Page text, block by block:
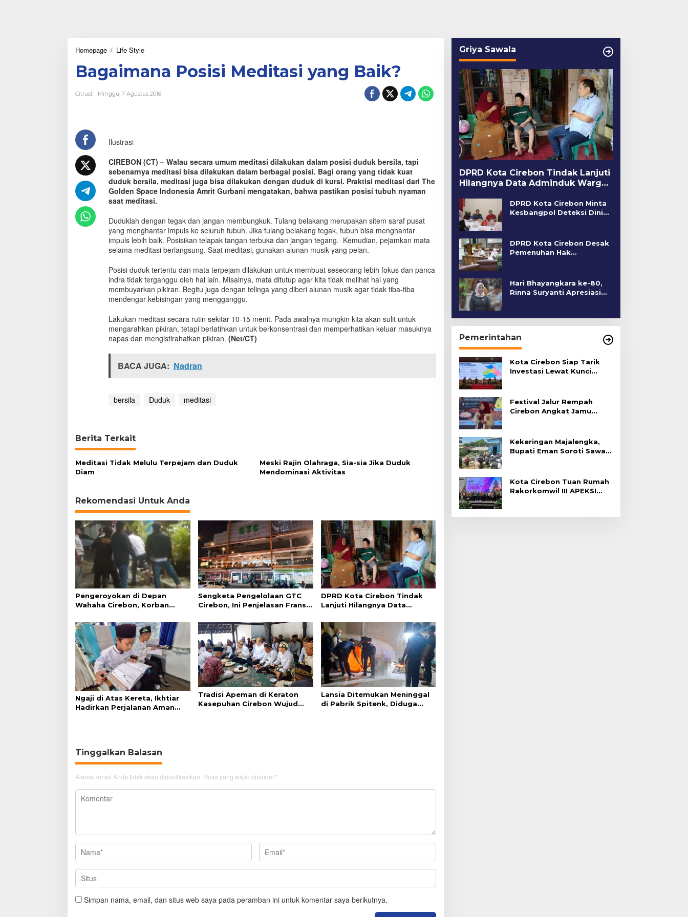
Homepage / Life Style
g
a
m
i
s
i
M
e
d
i
t
a
s
i
a
n
g
B
i
k
?
Bagaimana Posisi Meditasi yang Baik?
Citrust Minggu, 7 Agustus 2016
Ilustrasi
CIREBON (CT) – Walau secara umum meditasi dilakukan dalam posisi duduk bersila, tapi
sebenarnya meditasi bisa dilakukan dalam berbagai posisi. Bagi orang yang tidak kuat
duduk bersila, meditasi juga bisa dilakukan dengan duduk di kursi. Praktisi meditasi dari The
Golden Space Indonesia Amrit Gurbani mengatakan, bahwa pastikan posisi tubuh nyaman
saat meditasi.
Duduklah dengan tegak dan jangan membungkuk. Tulang belakang merupakan sitem saraf pusat
yang menghantar impuls ke seluruh tubuh. Jika tulang belakang tegak, tubuh bisa menghantar
impuls lebih baik. Posisikan telapak tangan terbuka dan jangan tegang. Kemudian, pejamkan mata
selama meditasi berlangsung. Saat meditasi, gunakan alunan musik yang pelan.
Posisi duduk tertentu dan mata terpejam dilakukan untuk membuat seseorang lebih fokus dan panca
indra tidak terganggu oleh hal lain. Misalnya, mata ditutup agar kita tidak melihat hal yang
membuyarkan pikiran. Begitu juga dengan telinga yang diberi alunan musik agar tidak tiba-tiba
mendengar kebisingan yang mengganggu.
Lakukan meditasi secara rutin sekitar 10-15 menit. Pada awalnya mungkin kita akan sulit untuk
mengarahkan pikiran, tetapi berlatihkan untuk berkonsentrasi dan memperhatikan keluar masuknya
napas dan mengistirahatkan pikiran. (Net/CT)
BACA JUGA: Nadran
bersila Duduk meditasi
Berita Terkait
Meditasi Tidak Melulu Terpejam dan Duduk
Diam
Meski Rajin Olahraga, Sia-sia Jika Duduk
Mendominasi Aktivitas
Rekomendasi Untuk Anda
Pengeroyokan di Depan
Wahaha Cirebon, Korban
Sengketa Pengelolaan GTC
Cirebon, Ini Penjelasan Frans
DPRD Kota Cirebon Tindak
Lanjuti Hilangnya Data
Ngaji di Atas Kereta, Ikhtiar
Hadirkan Perjalanan Aman
Tradisi Apeman di Keraton
Kasepuhan Cirebon Wujud
Lansia Ditemukan Meninggal
di Pabrik Spitenk, Diduga
Tinggalkan Balasan
Alamat email Anda tidak akan dipublikasikan. Ruas yang wajib ditandai *
Simpan nama, email, dan situs web saya pada peramban ini untuk komentar saya berikutnya.
Griya Sawala
DPRD Kota Cirebon Tindak Lanjuti
Hilangnya Data Adminduk Warga
DPRD Kota Cirebon Minta
Kesbangpol Deteksi Dini
DPRD Kota Cirebon Desak
Pemenuhan Hak
Hari Bhayangkara ke-80,
Rinna Suryanti Apresiasi
Pemerintahan
Kota Cirebon Siap Tarik
Investasi Lewat Kunci
Festival Jalur Rempah
Cirebon Angkat Jamu
Kekeringan Majalengka,
Bupati Eman Soroti Sawah
Kota Cirebon Tuan Rumah
Rakorkomwil III APEKSI